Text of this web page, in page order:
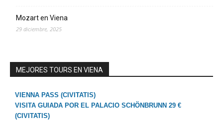
Mozart en Viena
29 diciembre, 2025
MEJORES TOURS EN VIENA
VIENNA PASS (CIVITATIS)
VISITA GUIADA POR EL PALACIO SCHÖNBRUNN 29 €
(CIVITATIS)